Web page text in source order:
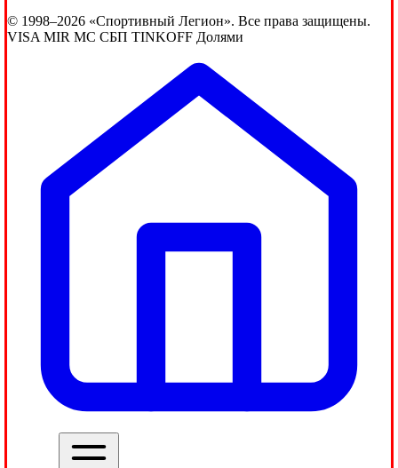
© 1998–2026 «Спортивный Легион». Все права защищены.
VISA MIR MC СБП TINKOFF Долями